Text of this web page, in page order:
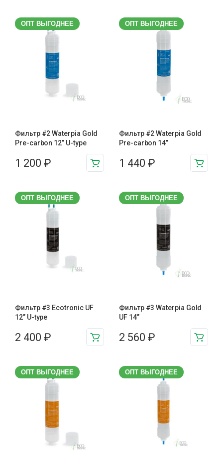
ОПТ ВЫГОДНЕЕ
Фильтр #2 Waterpia Gold
Pre-carbon 12” U-type
1 200 ₽
ОПТ ВЫГОДНЕЕ
Фильтр #2 Waterpia Gold
Pre-carbon 14”
1 440 ₽
ОПТ ВЫГОДНЕЕ
Фильтр #3 Ecotronic UF
12” U-type
2 400 ₽
ОПТ ВЫГОДНЕЕ
Фильтр #3 Waterpia Gold
UF 14”
2 560 ₽
ОПТ ВЫГОДНЕЕ ОПТ ВЫГОДНЕЕ